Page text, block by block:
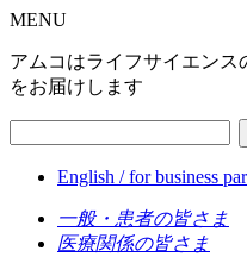
MENU
アムコはライフサイエン
をお届けします
English / for business
一般・患者の皆さま
医療関係の皆さま